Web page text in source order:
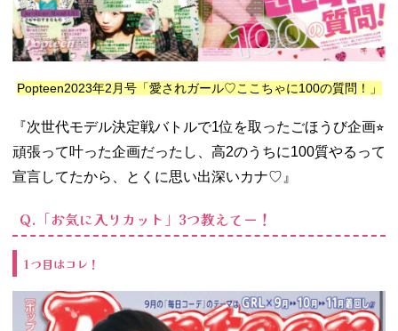
Popteen2023年2月号「愛されガール♡ここちゃに100の質問！」
『次世代モデル決定戦バトルで1位を取ったごほうび企画⭐︎
頑張って叶った企画だったし、高2のうちに100質やるって
宣言してたから、とくに思い出深いカナ♡』
Q.「お気に入りカット」3つ教えてー！
1つ目はコレ！